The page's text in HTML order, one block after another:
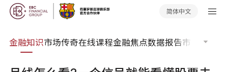
简体中文
金融知识市场传奇在线课程金融焦点数据报告市场分析